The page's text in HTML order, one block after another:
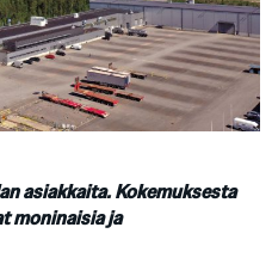
asiakkaita. Kokemuksesta
moninaisia ja